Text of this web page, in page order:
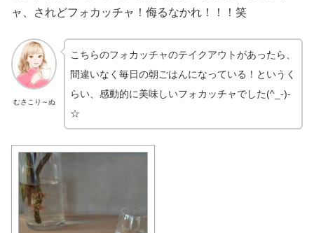
ャ、されどフォカッチャ！侮るなかれ！！！笑
むさこり～ぬ
こちらのフォカッチャのテイクアウトがあったら、
間違いなく毎日の朝ごはんになっている！というく
らい、感動的に美味しいフォカッチャでした(^_-)-
☆